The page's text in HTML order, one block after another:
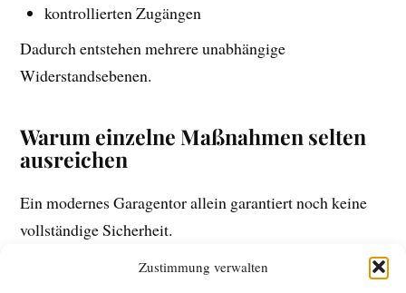
Zustimmung verwalten
kontrollierten Zugängen
Dadurch entstehen mehrere unabhängige
Widerstandsebenen.
Warum einzelne Maßnahmen selten
ausreichen
Ein modernes Garagentor allein garantiert noch keine
vollständige Sicherheit.
Entscheidend bleibt immer das Zusammenspiel aus: